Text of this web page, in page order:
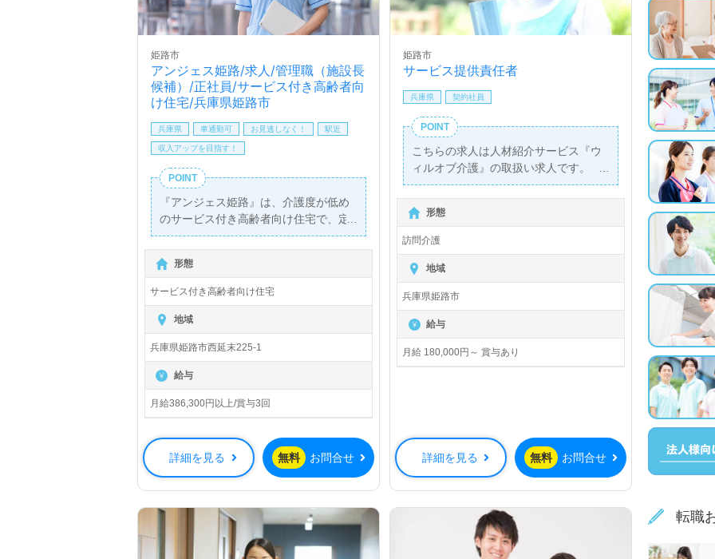
アンジェス姫路/求人/管理職（施設長
候補）/正社員/サービス付き高齢者向
け住宅/兵庫県姫路市
姫路市
兵庫県 車通勤可 お見逃しなく！ 駅近
収入アップを目指す！
POINT
『アンジェス姫路』は、介護度が低め
のサービス付き高齢者向け住宅で、定
員30名の家庭的な環境を提供していま
す。月給386,300円以上の高待遇で、
正社員の管理職（施設長候補）を募集
しており、土日休みで日勤帯勤務のた
め、プライベートと仕事の両立がしや
すい職場です。また、再雇用制度を利
用することで70歳までの就業を目指せ
るため、長く安心して働き続けられる
環境が整っています。
この職場では、1名のご利用者様に対し
て1名の職員が手厚くサポートを行う体
制が整っており、介護福祉士やケアマ
ネージャーの資格を持つ方には特にや
りがいを感じていただけるでしょう。
指導してくれるため、新しいスキルを
身につけながら成長できる環境です。
また、離職率が低めであることも、職
形態
サービス付き高齢者向け住宅
地域
兵庫県姫路市西延末225-1
給与
月給386,300円以上/賞与3回
詳細を見る 無料 お問合せ
サービス提供責任者
姫路市
兵庫県 契約社員
POINT
こちらの求人は人材紹介サービス『ウ
ィルオブ介護』の取扱い求人です。
詳細に関してお気軽にご相談ください♪
【無料】で皆さんの転職活動をサポー
トいたします。
形態
訪問介護
地域
兵庫県姫路市
給与
月給 180,000円～ 賞与あり
詳細を見る 無料 お問合せ
転職